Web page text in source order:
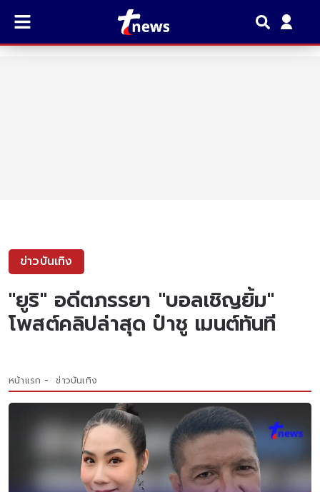
ข่าวบันเทิง
"ยูริ" อดีตภรรยา "บอลเชิญยิ้ม"
โพสต์คลิปล่าสุด ป๋าชู เมนต์ทันที
หน้าแรก ข่าวบันเทิง